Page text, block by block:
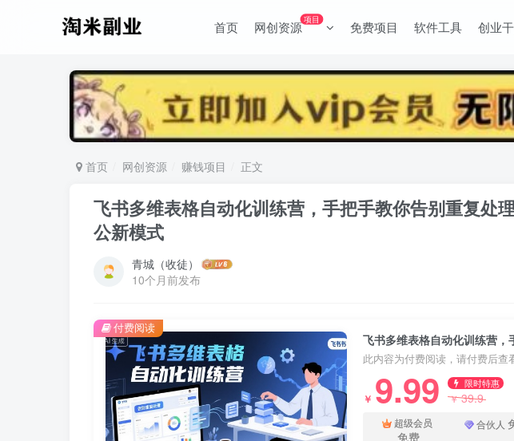
首页 网创资源项目 免费项目 软件工具 创业
首页 网创资源 赚钱项目 正文
飞书多维表格自动化训练营，手把手教你告别重复处
公新模式
青城（收徒）
10个月前发布
此内容为付费阅读，请付费后查
￥ 9.99 限时特惠
￥39.9
超级会员
免费
合伙人
付费阅读